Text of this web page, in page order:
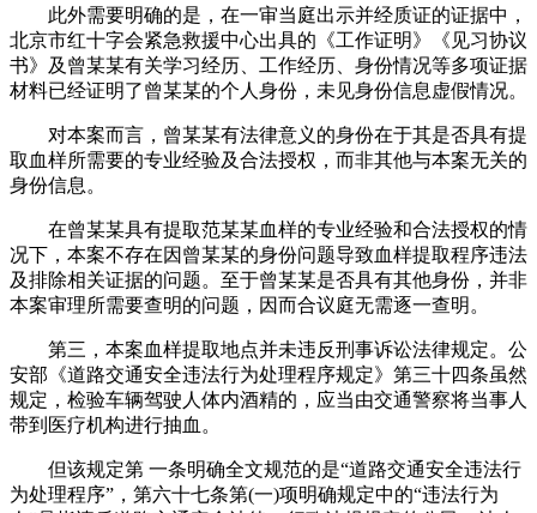
此外需要明确的是，在一审当庭出示并经质证的证据中，
北京市红十字会紧急救援中心出具的《工作证明》《见习协议
书》及曾某某有关学习经历、工作经历、身份情况等多项证据
材料已经证明了曾某某的个人身份，未见身份信息虚假情况。
对本案而言，曾某某有法律意义的身份在于其是否具有提
取血样所需要的专业经验及合法授权，而非其他与本案无关的
身份信息。
在曾某某具有提取范某某血样的专业经验和合法授权的情
况下，本案不存在因曾某某的身份问题导致血样提取程序违法
及排除相关证据的问题。至于曾某某是否具有其他身份，并非
本案审理所需要查明的问题，因而合议庭无需逐一查明。
第三，本案血样提取地点并未违反刑事诉讼法律规定。公
安部《道路交通安全违法行为处理程序规定》第三十四条虽然
规定，检验车辆驾驶人体内酒精的，应当由交通警察将当事人
带到医疗机构进行抽血。
但该规定第 一条明确全文规范的是“道路交通安全违法行
为处理程序”，第六十七条第(一)项明确规定中的“违法行为